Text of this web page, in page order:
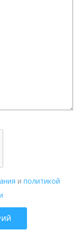
и политикой